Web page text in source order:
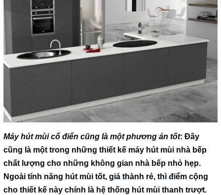
Máy hút mùi cổ điển cũng là một phương án tốt: Đây
cũng là một trong những thiết kế máy hút mùi nhà bếp
chất lượng cho những không gian nhà bếp nhỏ hẹp.
Ngoài tính năng hút mùi tốt, giá thành rẻ, thì điểm cộng
cho thiết kế này chính là hệ thống hút mùi thanh trượt.